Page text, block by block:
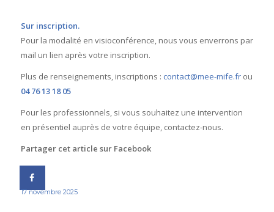
Sur inscription.
Pour la modalité en visioconférence, nous vous enverrons par
mail un lien après votre inscription.
Plus de renseignements, inscriptions : contact@mee-mife.frou
04 76 13 18 05
Pour les professionnels, si vous souhaitez une intervention
en présentiel auprès de votre équipe, contactez-nous.
Partager cet article sur Facebook
17 novembre 2025